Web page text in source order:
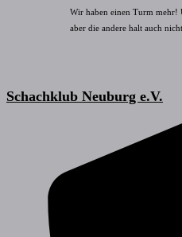
Wir haben einen Turm mehr!
aber die andere halt auch
Schachklub Neuburg e.V.